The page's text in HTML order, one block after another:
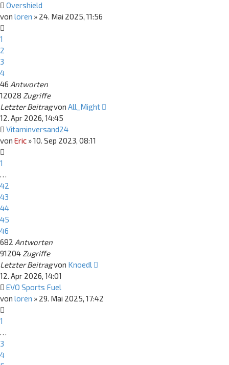
Overshield
von loren » 24. Mai 2025, 11:56
1
2
3
4
46 Antworten
12028 Zugriffe
Letzter Beitragvon All_Might
12. Apr 2026, 14:45
Vitaminversand24
von Eric »10. Sep 2023, 08:11
1
…
42
43
44
45
46
682 Antworten
91204 Zugriffe
Letzter Beitragvon Knoedl
12. Apr 2026, 14:01
EVO Sports Fuel
von loren » 29. Mai 2025, 17:42
1
…
3
4